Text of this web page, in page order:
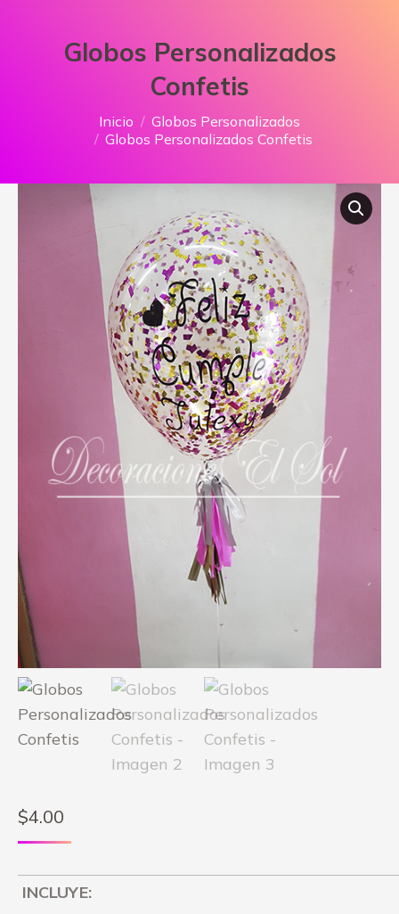
Globos Personalizados
Confetis
Inicio
Globos Personalizados
Globos Personalizados Confetis
$4.00
INCLUYE: